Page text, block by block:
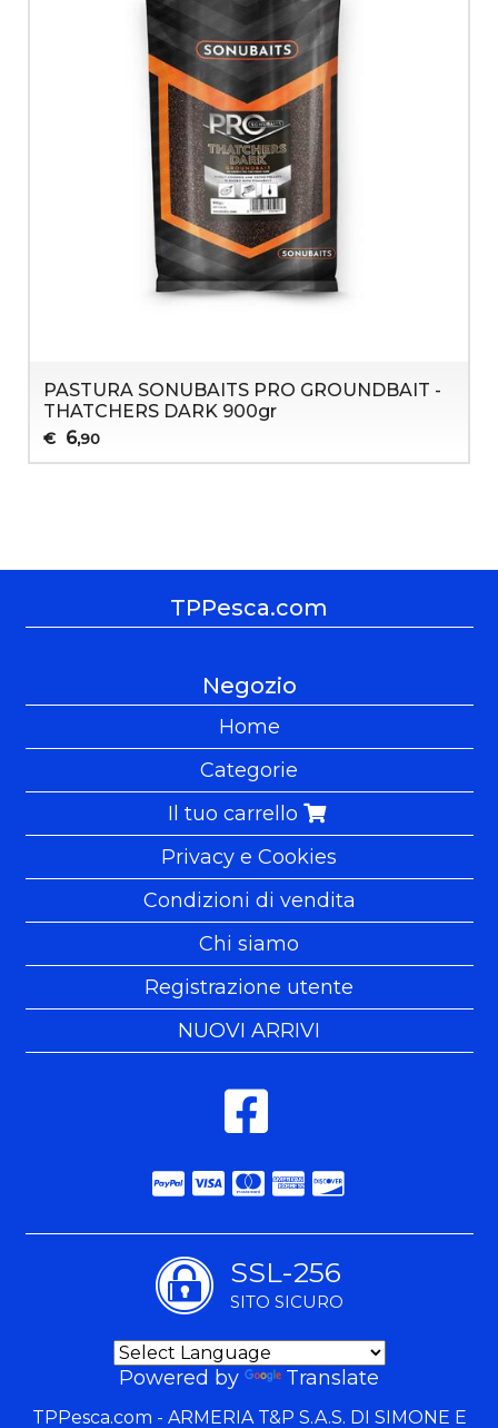
PASTURA SONUBAITS PRO GROUNDBAIT -
THATCHERS DARK 900gr
€ 6,90
TPPesca.com
Negozio
Home
Categorie
Il tuo carrello
Privacy e Cookies
Condizioni di vendita
Chi siamo
Registrazione utente
NUOVI ARRIVI
SSL-256
SITO SICURO
Powered by Translate
TPPesca.com - ARMERIA T&P S.A.S. DI SIMONE E